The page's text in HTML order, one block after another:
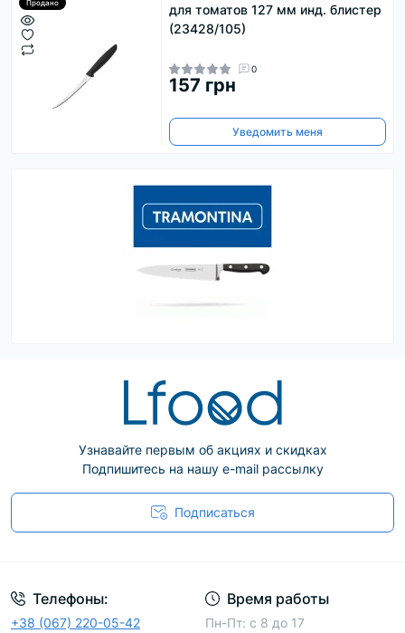
Продано
для томатов 127 мм инд. блистер
(23428/105)
0
157 грн
Уведомить меня
Узнавайте первым об акциях и скидках
Подпишитесь на нашу e-mail рассылку
Подписаться
Телефоны:
+38 (067) 220-05-42
Время работы
Пн-Пт: с 8 до 17